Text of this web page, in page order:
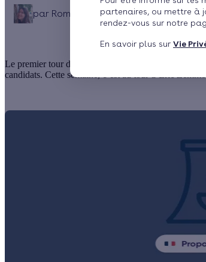
partenaires, ou mettre à
rendez-vous sur notre
En savoir plus sur Vie
par Romane SagetPublié le 23/03/
Le premier tour de l’élection présidentielle se fait
candidats. Cette semaine, c’est au tour d’Eric